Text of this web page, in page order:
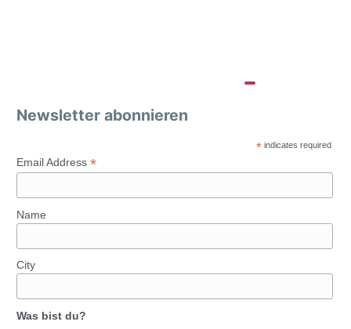
Newsletter abonnieren
* indicates required
Email Address *
Name
City
Was bist du?